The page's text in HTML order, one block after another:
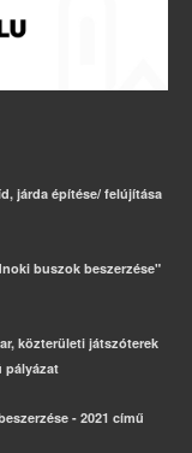
járda építése/ felújítása
buszok beszerzése"
közterületi játszóterek
pályázat
- 2021 című